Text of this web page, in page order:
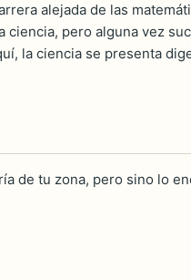
alejada de las
pero alguna vez
la ciencia se presenta
de tu zona, pero sino lo